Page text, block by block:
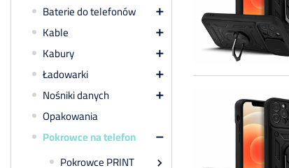
Baterie do telefonów 
Kable 
Kabury 
Ładowarki 
Nośniki danych 
Opakowania
Pokrowce na telefon

Pokrowce PRINT 